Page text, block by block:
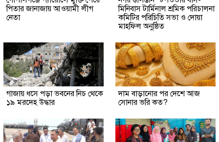
পিতার জানাজায় আওয়ামী লীগ
নেতা
মিনিবাস টার্মিনাল শ্রমিক পরিচালনা
কমিটির পরিচিতি সভা ও দোয়া
মাহফিল অনুষ্ঠিত
গাজায় ধসে পড়া ভবনের নিচ থেকে
১৯ মরদেহ উদ্ধার
দাম বাড়ানোর পর দেশে আজ
সোনার ভরি কত?